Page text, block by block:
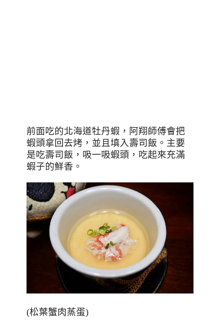
前面吃的北海道牡丹蝦，阿翔師傅會把
蝦頭拿回去烤，並且填入壽司飯。主要
是吃壽司飯，吸一吸蝦頭，吃起來充滿
蝦子的鮮香。
(松葉蟹肉蒸蛋)